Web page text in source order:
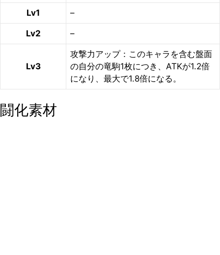
Lv1 –
Lv2 –
Lv3
攻撃力アップ：このキャラを含む盤面
の自分の竜駒1枚につき、ATKが1.2倍
になり、最大で1.8倍になる。
闘化素材